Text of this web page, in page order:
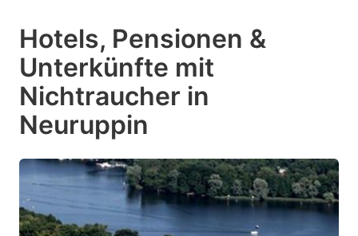
Hotels, Pensionen &
Unterkünfte mit
Nichtraucher in
Neuruppin